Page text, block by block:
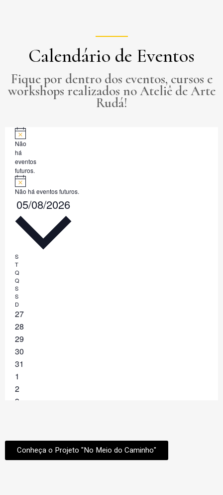
Calendário de Eventos
Fique por dentro dos eventos, cursos e
workshops realizados no Ateliê de Arte
Rudá!
Conheça o Projeto "No Meio do Caminho"